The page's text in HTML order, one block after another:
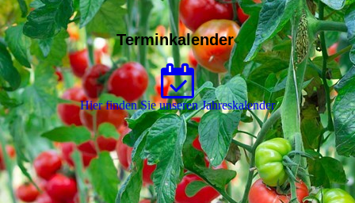
Terminkalender
Hier finden Sie unseren Jahreskalender